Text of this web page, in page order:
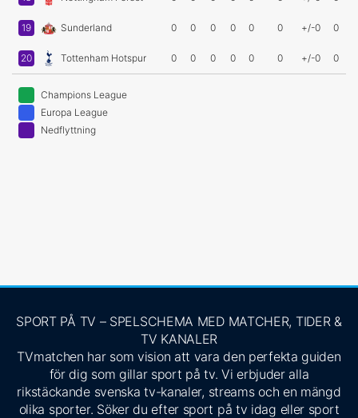
19 Sunderland 0 0 0 0 0 0 +/-0 0
20 Tottenham Hotspur 0 0 0 0 0 0 +/-0 0
Champions League
Europa League
Nedflyttning
SPORT PÅ TV – SPELSCHEMA MED MATCHER, TIDER &
TV KANALER
TVmatchen har som vision att vara den perfekta guiden
för dig som gillar sport på tv. Vi erbjuder alla
rikstäckande svenska tv-kanaler, streams och en mängd
olika sporter. Söker du efter sport på tv idag eller sport